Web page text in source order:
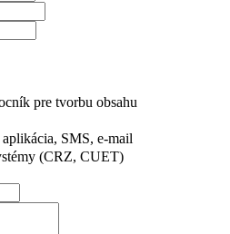
pre tvorbu obsahu
SMS, e-mail
(CRZ, CUET)